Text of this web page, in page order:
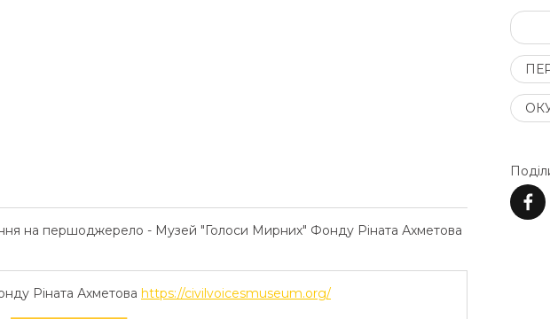
на першоджерело - Музей "Голоси Мирних" Фонду Ріната Ахметова
Ріната Ахметова https://civilvoicesmuseum.org/